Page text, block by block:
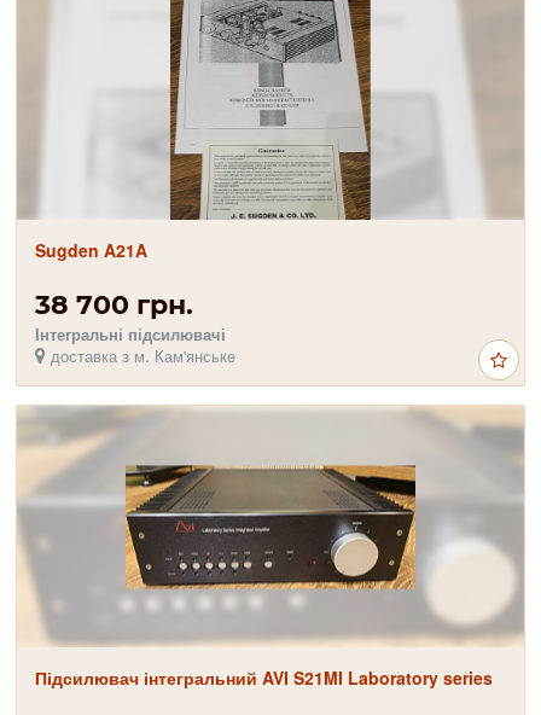
Sugden A21A
38 700 грн.
Інтегральні підсилювачі
доставка з м. Кам'янське
Підсилювач інтегральний AVI S21MI Laboratory series